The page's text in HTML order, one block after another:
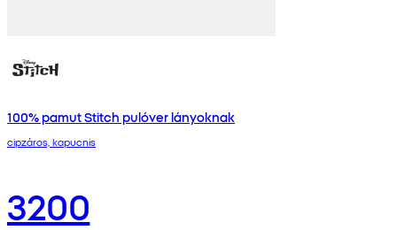
100% pamut Stitch pulóver lányoknak
cipzáros, kapucnis
3200